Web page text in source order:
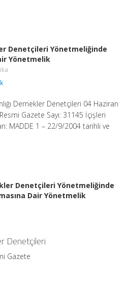
Denetçileri Yönetmeliğinde
Yönetmelik
Dernekler Denetçileri 04 Haziran
Gazete Sayı: 31145 İçişleri
MADDE 1 – 22/9/2004 tarihli ve
Denetçileri Yönetmeliğinde
Dair Yönetmelik
Denetçileri
Gazete